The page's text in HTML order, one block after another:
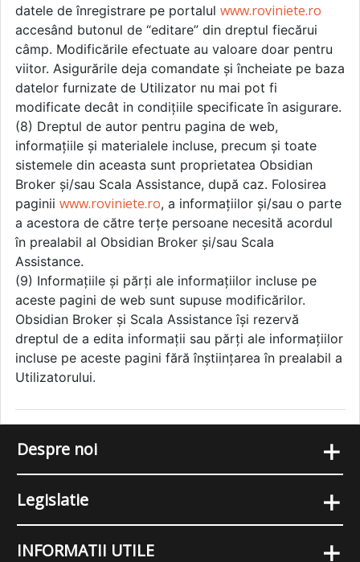
datele de înregistrare pe portalul www.roviniete.ro
accesând butonul de “editare” din dreptul fiecărui
câmp. Modificările efectuate au valoare doar pentru
viitor. Asigurările deja comandate și încheiate pe baza
datelor furnizate de Utilizator nu mai pot fi
modificate decât in condițiile specificate în asigurare.
(8) Dreptul de autor pentru pagina de web,
informațiile și materialele incluse, precum și toate
sistemele din aceasta sunt proprietatea Obsidian
Broker și/sau Scala Assistance, după caz. Folosirea
paginii www.roviniete.ro, a informațiilor și/sau o parte
a acestora de către terțe persoane necesită acordul
în prealabil al Obsidian Broker și/sau Scala
Assistance.
(9) Informațiile și părți ale informațiilor incluse pe
aceste pagini de web sunt supuse modificărilor.
Obsidian Broker și Scala Assistance își rezervă
dreptul de a edita informații sau părți ale informațiilor
incluse pe aceste pagini fără înștiințarea în prealabil a
Utilizatorului.
Despre noi +
Legislatie +
INFORMATII UTILE +